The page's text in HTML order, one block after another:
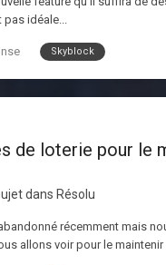
pas idéale...
Skyblock
de loterie pour le
dans Résolu
récemment mais
allons voir pour le